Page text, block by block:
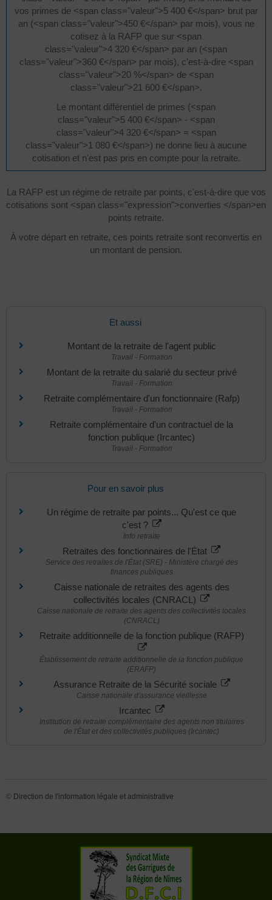
vos primes de <span class="valeur">5 400 €</span> brut par
an (<span class="valeur">450 €</span> par mois), vous ne
cotisez à la RAFP que sur <span
class="valeur">4 320 €</span> par an (<span
class="valeur">360 €</span> par mois), c'est-à-dire <span
class="valeur">20 %</span> de <span
class="valeur">21 600 €</span>.
Le montant différentiel de primes (<span
class="valeur">5 400 €</span> - <span
class="valeur">4 320 €</span> = <span
class="valeur">1 080 €</span>) ne donne lieu à aucune
cotisation et n'est pas pris en compte pour la retraite.
La RAFP est un régime de retraite par points, c'est-à-dire que vos
cotisations sont <span class="expression">converties </span>en
points retraite.
À votre départ en retraite, ces points retraite sont reconvertis en
un montant de pension.
Et aussi
Montant de la retraite de l'agent public
Travail - Formation
Montant de la retraite du salarié du secteur privé
Travail - Formation
Retraite complémentaire d'un fonctionnaire (Rafp)
Travail - Formation
Retraite complémentaire d'un contractuel de la
fonction publique (Ircantec)
Travail - Formation
Pour en savoir plus
Un régime de retraite par points... Qu'est ce que
c'est ?
Info retraite
Retraites des fonctionnaires de l'État
Service des retraites de l'État (SRE) - Ministère chargé des
finances publiques
Caisse nationale de retraites des agents des
collectivités locales (CNRACL)
Caisse nationale de retraite des agents des collectivités locales
(CNRACL)
Retraite additionnelle de la fonction publique (RAFP)
Établissement de retraite additionnelle de la fonction publique
(ERAFP)
Assurance Retraite de la Sécurité sociale
Caisse nationale d'assurance vieillesse
Ircantec
Institution de retraite complémentaire des agents non titulaires
de l'État et des collectivités publiques (Ircantec)
© Direction de l'information légale et administrative